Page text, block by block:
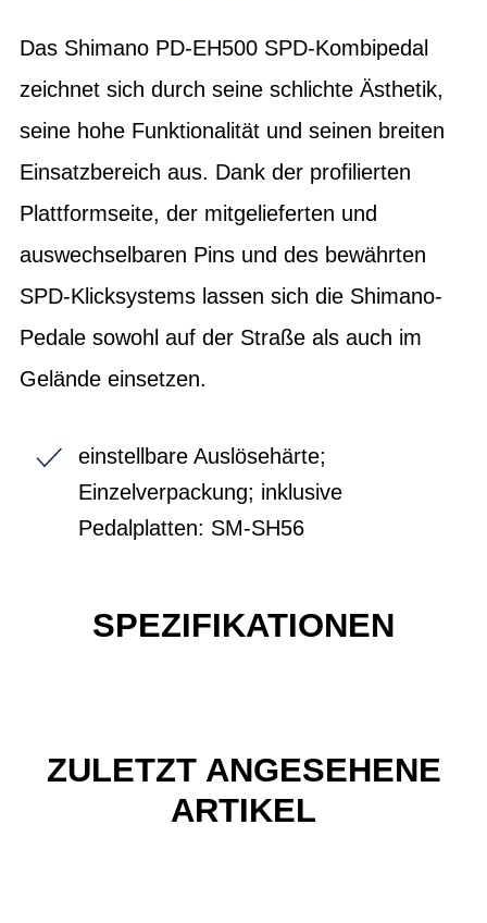
Das Shimano PD-EH500 SPD-Kombipedal
zeichnet sich durch seine schlichte Ästhetik,
seine hohe Funktionalität und seinen breiten
Einsatzbereich aus. Dank der profilierten
Plattformseite, der mitgelieferten und
auswechselbaren Pins und des bewährten
SPD-Klicksystems lassen sich die Shimano-
Pedale sowohl auf der Straße als auch im
Gelände einsetzen.
einstellbare Auslösehärte;
Einzelverpackung; inklusive
Pedalplatten: SM-SH56
SPEZIFIKATIONEN
ZULETZT ANGESEHENE
ARTIKEL